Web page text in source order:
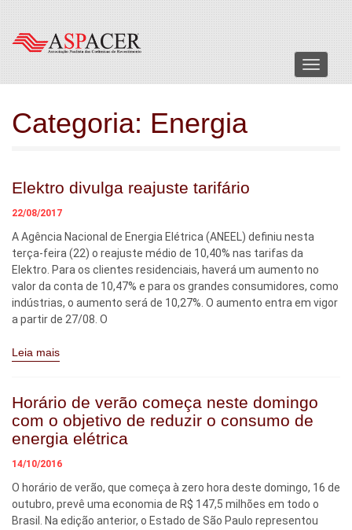
Menu
Categoria: Energia
Elektro divulga reajuste tarifário
22/08/2017
A Agência Nacional de Energia Elétrica (ANEEL) definiu nesta
terça-feira (22) o reajuste médio de 10,40% nas tarifas da
Elektro. Para os clientes residenciais, haverá um aumento no
valor da conta de 10,47% e para os grandes consumidores, como
indústrias, o aumento será de 10,27%. O aumento entra em vigor
a partir de 27/08. O
Leia mais
Horário de verão começa neste domingo
com o objetivo de reduzir o consumo de
energia elétrica
14/10/2016
O horário de verão, que começa à zero hora deste domingo, 16 de
outubro, prevê uma economia de R$ 147,5 milhões em todo o
Brasil. Na edição anterior, o Estado de São Paulo representou